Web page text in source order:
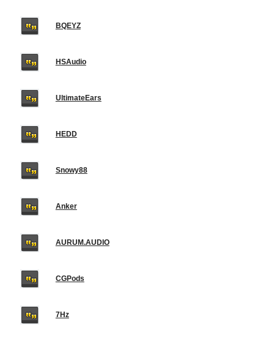
BQEYZ
HSAudio
UltimateEars
HEDD
Snowy88
Anker
AURUM.AUDIO
CGPods
7Hz